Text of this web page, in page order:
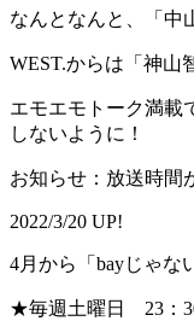
なんとなんと、「中
WEST.からは「神山
エモエモトーク満載
しないように！
お知らせ：放送時間
2022/3/20 UP!
4月から「bayじゃな
★毎週土曜日 23：